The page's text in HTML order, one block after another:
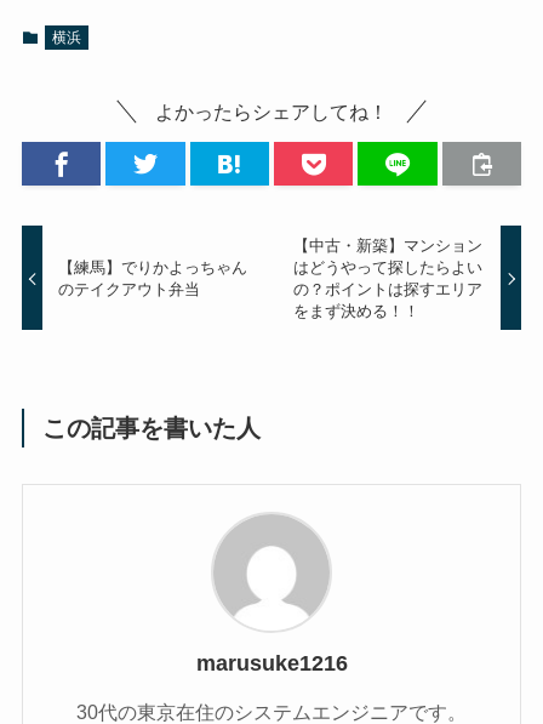
横浜
よかったらシェアしてね！
【練馬】でりかよっちゃん
のテイクアウト弁当
【中古・新築】マンション
はどうやって探したらよい
の？ポイントは探すエリア
をまず決める！！
この記事を書いた人
marusuke1216
30代の東京在住のシステムエンジニアです。